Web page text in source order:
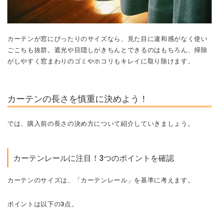
カーテンが窓にぴったりのサイズなら、見た目に違和感がなく使い
ごこちも抜群。遮光や目隠しがきちんとできるのはもちろん、掃除
がしやすく窓まわりのゴミやホコリもキレイに取り除けます。
カーテンの長さを慎重に決めよう！
では、購入前の長さの決め方について紹介していきましょう。
カーテンレールに注目！3つのポイントを確認
カーテンのサイズは、「カーテンレール」を基準に考えます。
ポイントは以下の3点。